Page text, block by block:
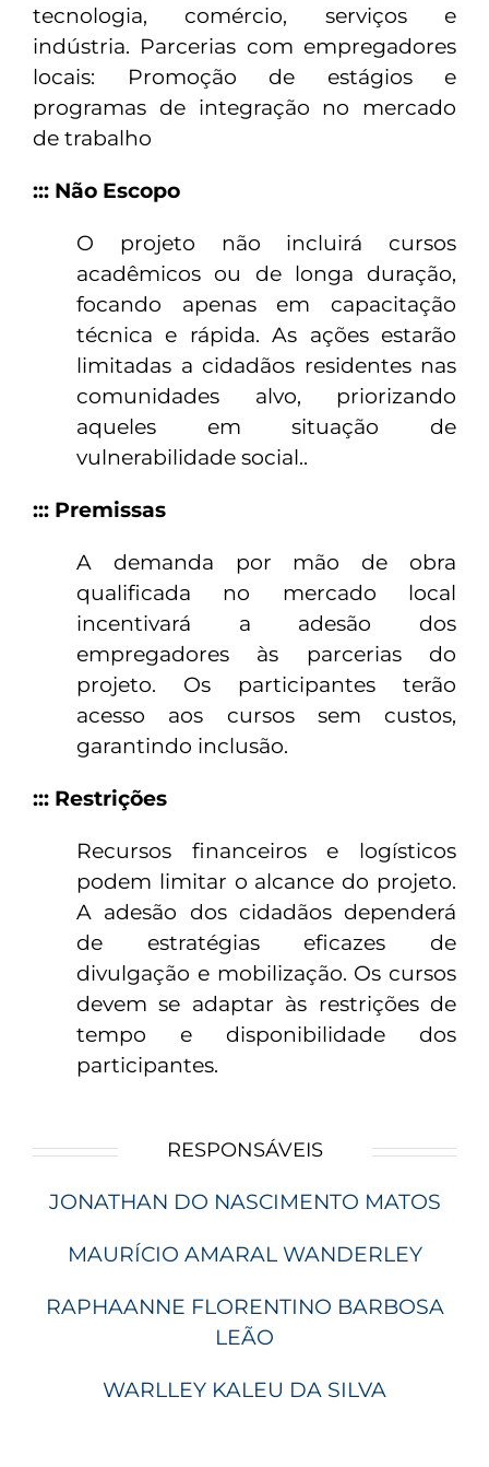
tecnologia, comércio, serviços e
indústria. Parcerias com empregadores
locais: Promoção de estágios e
programas de integração no mercado
de trabalho
::: Não Escopo
O projeto não incluirá cursos
acadêmicos ou de longa duração,
focando apenas em capacitação
técnica e rápida. As ações estarão
limitadas a cidadãos residentes nas
comunidades alvo, priorizando
aqueles em situação de
vulnerabilidade social..
::: Premissas
A demanda por mão de obra
qualificada no mercado local
incentivará a adesão dos
empregadores às parcerias do
projeto. Os participantes terão
acesso aos cursos sem custos,
garantindo inclusão.
::: Restrições
Recursos financeiros e logísticos
podem limitar o alcance do projeto.
A adesão dos cidadãos dependerá
de estratégias eficazes de
divulgação e mobilização. Os cursos
devem se adaptar às restrições de
tempo e disponibilidade dos
participantes.
RESPONSÁVEIS
JONATHAN DO NASCIMENTO MATOS
MAURÍCIO AMARAL WANDERLEY
RAPHAANNE FLORENTINO BARBOSA
LEÃO
WARLLEY KALEU DA SILVA